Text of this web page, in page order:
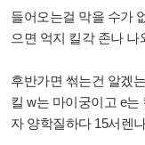
들어오는걸 막을 수가
으면 억지 킬각 존나 나
후반가면 썪는건 알겠
킬 w는 마이궁이고 e
자 양학질하다 15서렌